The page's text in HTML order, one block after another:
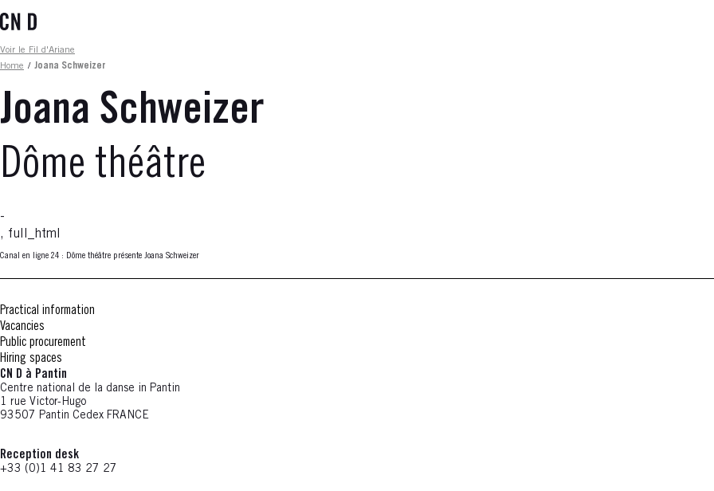
to
content
Fil d'ariane
Voir le Fil d'Ariane
Home / Joana Schweizer
Joana Schweizer
Dôme théâtre
-
, full_html
Canal en ligne 24 : Dôme théâtre présente Joana Schweizer
Practical information
Vacancies
Public procurement
Hiring spaces
CN D à Pantin
Centre national de la danse in Pantin
1 rue Victor-Hugo
93507 Pantin Cedex FRANCE
Reception desk
+33 (0)1 41 83 27 27